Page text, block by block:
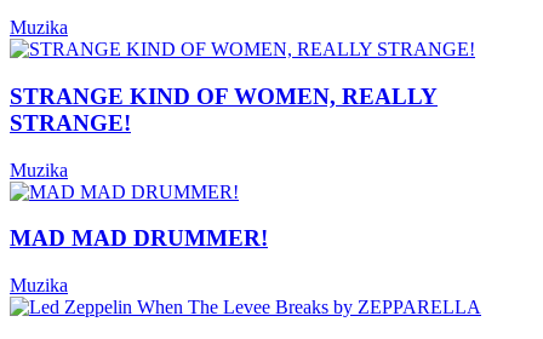
Muzika
STRANGE KIND OF WOMEN, REALLY
STRANGE!
Muzika
MAD MAD DRUMMER!
Muzika